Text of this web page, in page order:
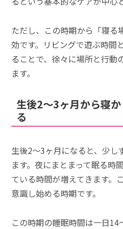
ただし、この時期から「寝る
効です。リビングで遊ぶ時間
ることで、徐々に場所と行動
ます。
生後2～3ヶ月から寝
る
生後2～3ヶ月になると、少し
ます。夜にまとまって眠る時
ている時間が増えてきます。
意識し始める時期です。
この時期の睡眠時間は一日14